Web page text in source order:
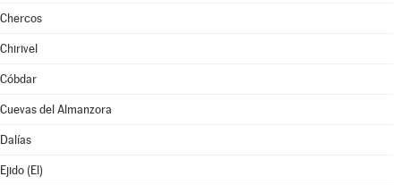
Chercos
Chirivel
Cóbdar
Cuevas del Almanzora
Dalías
Ejido (El)